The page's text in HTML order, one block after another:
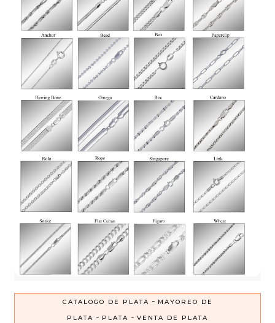
CATALOGO DE PLATA - MAYOREO DE
PLATA - PLATA - VENTA DE PLATA